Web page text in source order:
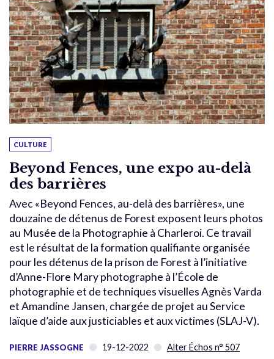
CULTURE
Beyond Fences, une expo au-delà
des barrières
Avec «Beyond Fences, au-delà des barrières», une
douzaine de détenus de Forest exposent leurs photos
au Musée de la Photographie à Charleroi. Ce travail
est le résultat de la formation qualifiante organisée
pour les détenus de la prison de Forest à l’initiative
d’Anne-Flore Mary photographe à l’École de
photographie et de techniques visuelles Agnès Varda
et Amandine Jansen, chargée de projet au Service
laïque d’aide aux justiciables et aux victimes (SLAJ-V).
PIERRE JASSOGNE 19-12-2022 Alter Échos n° 507